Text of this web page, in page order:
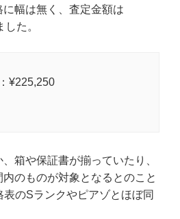
幅は無く、査定金額は
た。
¥225,250
箱や保証書が揃っていたり、
のものが対象となるとのこと
のSランクやピアゾとほぼ同